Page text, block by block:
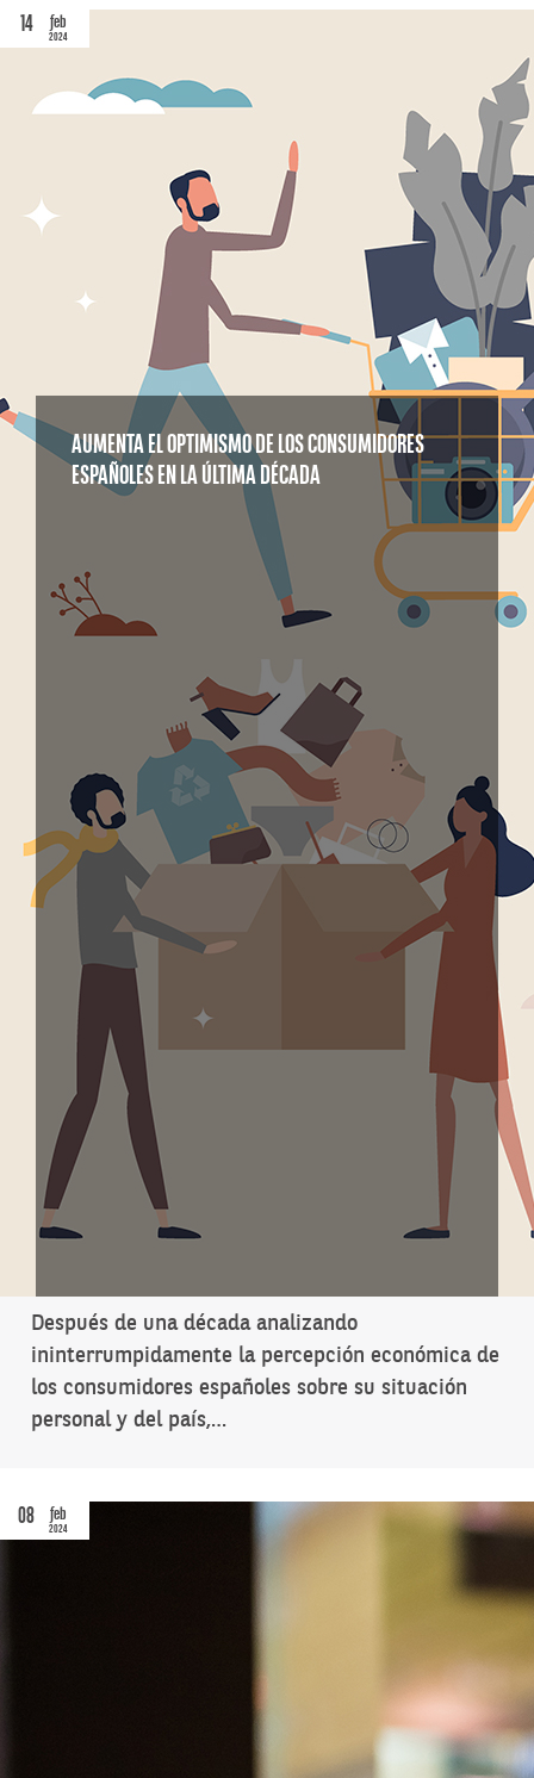
14 feb
2024
AUMENTA EL OPTIMISMO DE LOS CONSUMIDORES
ESPAÑOLES EN LA ÚLTIMA DÉCADA
Después de una década analizando
ininterrumpidamente la percepción económica de
los consumidores españoles sobre su situación
personal y del país,…
08 feb
2024